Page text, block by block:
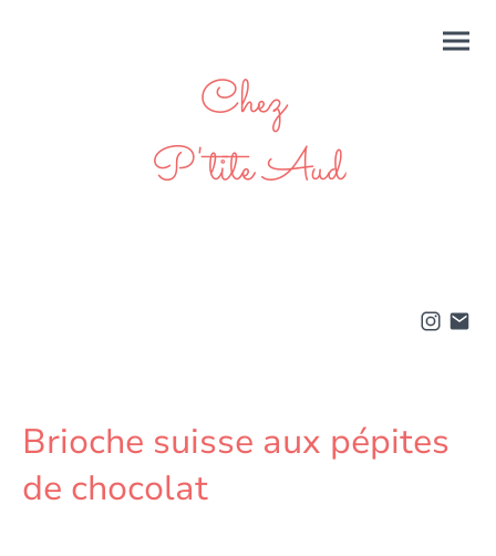
Chez
P'tite Aud
Brioche suisse aux pépites
de chocolat